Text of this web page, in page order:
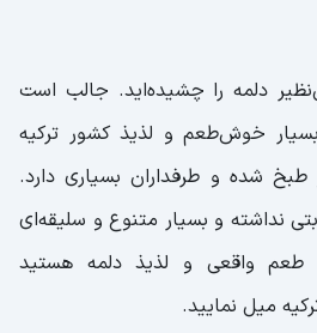
دلمه را چشیده‌اید. جالب است
بسیار خوش‌طعم و لذیذ کشور ترکیه
شده و طرفداران بسیاری دارد.
نداشته و بسیار متنوع و سلیقه‌ای
طعم واقعی و لذیذ دلمه هستید
میل نمایید.